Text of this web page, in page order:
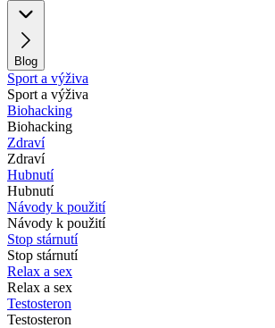
Blog
Sport a výživa
Sport a výživa
Biohacking
Biohacking
Zdraví
Zdraví
Hubnutí
Hubnutí
Návody k použití
Návody k použití
Stop stárnutí
Stop stárnutí
Relax a sex
Relax a sex
Testosteron
Testosteron